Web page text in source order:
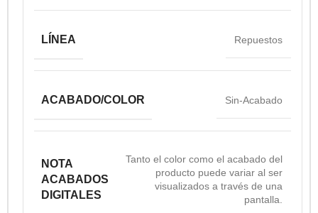
LÍNEA Repuestos
ACABADO/COLOR Sin-Acabado
NOTA
ACABADOS
DIGITALES
Tanto el color como el acabado del
producto puede variar al ser
visualizados a través de una
pantalla.